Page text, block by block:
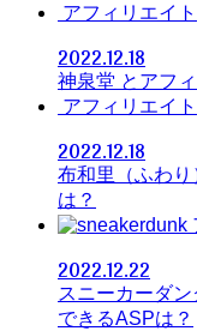
アフィリエイト
2022.12.18
神泉堂 とアフ
アフィリエイト
2022.12.18
布和里（ふわ
は？
2022.12.22
スニーカーダ
できるASPは？